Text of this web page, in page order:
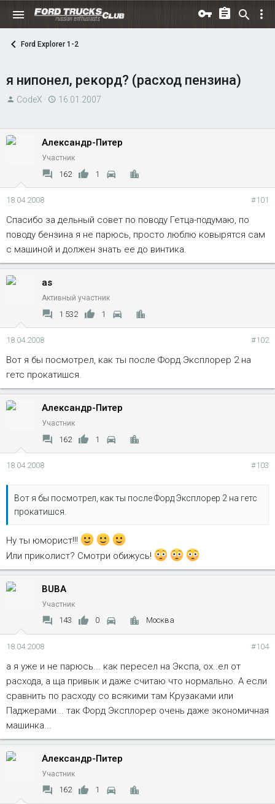
Ford Explorer 1-2
я нипонел, рекорд? (расход пензина)
А
CodeX
Д
а
ч
а
16.01.2007
Александр-Питер
Участник
162 1
18.04.2008 #101
Спасибо за дельный совет по поводу Гетца-подумаю, по
поводу бензина я не парюсь, просто люблю ковырятся сам
с машиной и должен знать ее до винтика.
as
Активный участник
1 532 1
18.04.2008 #102
Вот я бы посмотрел, как ты после Форд Эксплорер 2 на
гетс прокатишся.
Александр-Питер
Участник
162 1
18.04.2008 #103
Вот я бы посмотрел, как ты после Форд Эксплорер 2 на гетс
прокатишся.
Ну ты юморист!!!
Или приколист? Смотри обижусь!
BUBA
Участник
143 0 Москва
18.04.2008 #104
а я уже и не парюсь... как пересел на Экспа, ох..ел от
расхода, а ща привык и даже считаю что нормально. А если
сравнить по расходу со всякими там Крузаками или
Паджерами... так Форд Эксплорер очень даже экономичная
машинка...
Александр-Питер
Участник
162 1